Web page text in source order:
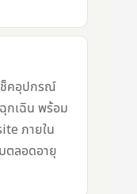
ช็คอุปกรณ์
กเฉิน พร้อม
ภายใน
ตลอดอายุ